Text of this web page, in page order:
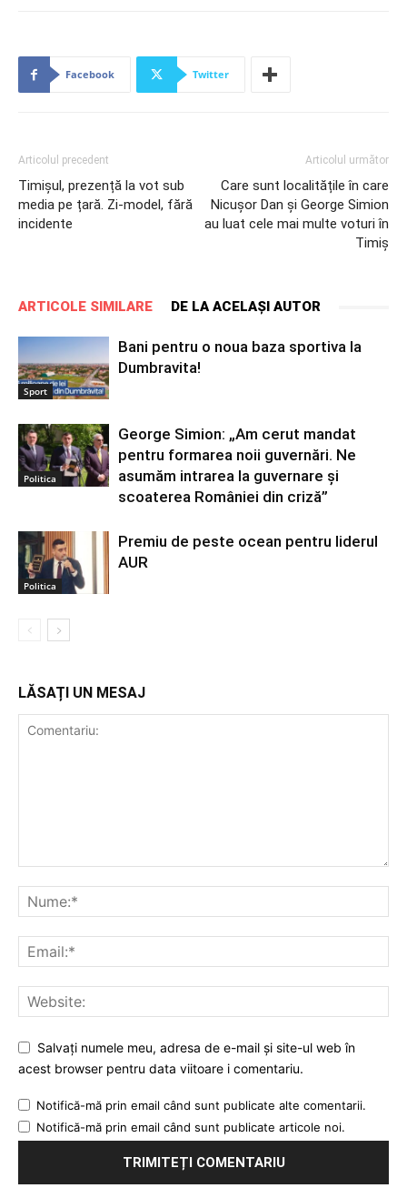
Facebook Twitter
Articolul precedent
Timișul, prezență la vot sub
media pe țară. Zi-model, fără
incidente
Articolul următor
Care sunt localitățile în care
Nicușor Dan și George Simion
au luat cele mai multe voturi în
Timiș
ARTICOLE SIMILARE DE LA ACELAȘI AUTOR
Sport
Bani pentru o noua baza sportiva la
Dumbravita!
Politica
George Simion: „Am cerut mandat
pentru formarea noii guvernări. Ne
asumăm intrarea la guvernare și
scoaterea României din criză”
Politica
Premiu de peste ocean pentru liderul
AUR
LĂSAȚI UN MESAJ
Salvați numele meu, adresa de e-mail și site-ul web în
acest browser pentru data viitoare i comentariu.
Notifică-mă prin email când sunt publicate alte comentarii.
Notifică-mă prin email când sunt publicate articole noi.